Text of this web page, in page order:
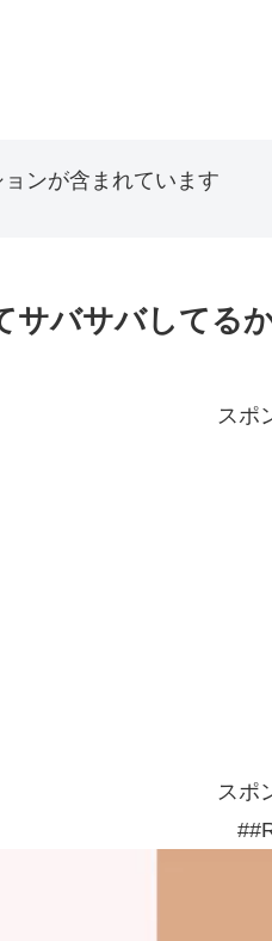
ンが含まれています
サバサバしてる
スポ
スポ